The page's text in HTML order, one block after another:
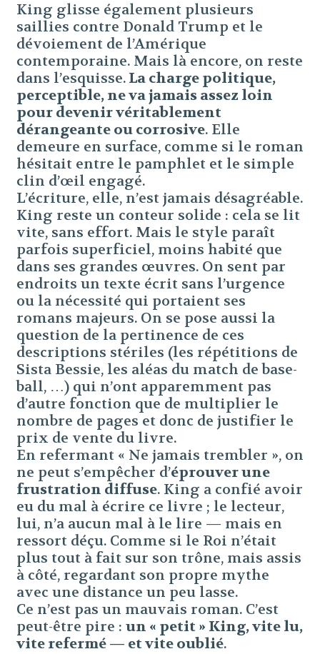
King glisse également plusieurs
saillies contre Donald Trump et le
dévoiement de l’Amérique
contemporaine. Mais là encore, on reste
dans l’esquisse.La charge politique,
perceptible, ne va jamais assez loin
pour devenir véritablement
dérangeante ou corrosive. Elle
demeure en surface, comme si le roman
hésitait entre le pamphlet et le simple
clin d’œil engagé.
L’écriture, elle, n’est jamais désagréable.
King reste un conteur solide : cela se lit
vite, sans effort. Mais le style paraît
parfois superficiel, moins habité que
dans ses grandes œuvres. On sent par
endroits un texte écrit sans l’urgence
ou la nécessité qui portaient ses
romans majeurs. On se pose aussi la
question de la pertinence de ces
descriptions stériles (les répétitions de
Sista Bessie, les aléas du match de base-
ball, …) qui n’ont apparemment pas
d’autre fonction que de multiplier le
nombre de pages et donc de justifier le
prix de vente du livre.
En refermant « Ne jamais trembler », on
ne peut s’empêcher d’éprouver une
frustration diffuse. King a confié avoir
eu du mal à écrire ce livre ; le lecteur,
lui, n’a aucun mal à le lire — mais en
ressort déçu. Comme si le Roi n’était
plus tout à fait sur son trône, mais assis
à côté, regardant son propre mythe
avec une distance un peu lasse.
Ce n’est pas un mauvais roman. C’est
peut-être pire : un « petit » King, vite lu,
vite refermé — et vite oublié.